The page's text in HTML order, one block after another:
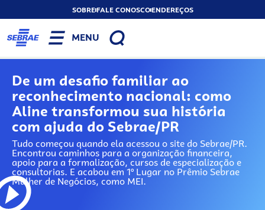
SOBREFALE CONOSCOENDEREÇOS
MENU
De um desafio familiar ao
reconhecimento nacional: como
Aline transformou sua história
com ajuda do Sebrae/PR
Tudo começou quando ela acessou o site do Sebrae/PR.
Encontrou caminhos para a organização financeira,
apoio para a formalização, cursos de especialização e
consultorias. E acabou em 1º Lugar no Prêmio Sebrae
Mulher de Negócios, como MEI.